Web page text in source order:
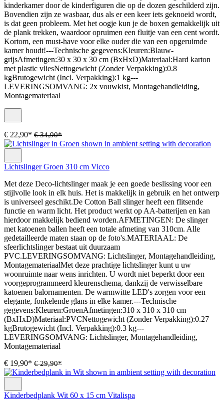
kinderkamer door de kinderfiguren die op de dozen geschilderd zijn.
Bovendien zijn ze wasbaar, dus als er een keer iets geknoeid wordt,
is dat geen probleem. Met het oogje kun je de boxen gemakkelijk uit
de plank trekken, waardoor opruimen een fluitje van een cent wordt.
Kortom, een must-have voor elke ouder die van een opgeruimde
kamer houdt!---Technische gegevens:Kleuren:Blauw-
grijsAfmetingen:30 x 30 x 30 cm (BxHxD)Materiaal:Hard karton
met plastic vliesNettogewicht (Zonder Verpakking):0.8
kgBrutogewicht (Incl. Verpakking):1 kg---
LEVERINGSOMVANG: 2x vouwkist, Montagehandleiding,
Montagemateriaal
€ 22,90* € 34,90*
Lichtslinger Groen 310 cm Vicco
Met deze Deco-lichtslinger maak je een goede beslissing voor een
stijlvolle look in elk huis. Het is makkelijk in gebruik en het ontwerp
is universeel geschikt.De Cotton Ball slinger heeft een flitsende
functie en warm licht. Het product werkt op AA-batterijen en kan
hierdoor makkelijk bediend worden.AFMETINGEN: De slinger
met katoenen ballen heeft een totale afmeting van 310cm. Alle
gedetailleerde maten staan op de foto's.MATERIAAL: De
sfeerlichtslinger bestaat uit duurzaam
PVC.LEVERINGSOMVANG: Lichtslinger, Montagehandleiding,
MontagemateriaalMet deze prachtige lichtslinger kunt u uw
woonruimte naar wens inrichten. U wordt niet beperkt door een
voorgeprogrammeerd kleurenschema, dankzij de verwisselbare
katoenen balornamenten. De warmwitte LED's zorgen voor een
elegante, fonkelende glans in elke kamer.---Technische
gegevens:Kleuren:GroenAfmetingen:310 x 310 x 310 cm
(BxHxD)Materiaal:PVCNettogewicht (Zonder Verpakking):0.27
kgBrutogewicht (Incl. Verpakking):0.3 kg---
LEVERINGSOMVANG: Lichtslinger, Montagehandleiding,
Montagemateriaal
€ 19,90* € 29,90*
Kinderbedplank Wit 60 x 15 cm Vitalispa